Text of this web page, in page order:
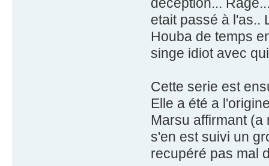
etait passé à l'as..
Houba de temps
singe idiot avec
Cette serie est
Elle a été a
Marsu affirmant
s'en est suivi un
recupéré pas mal